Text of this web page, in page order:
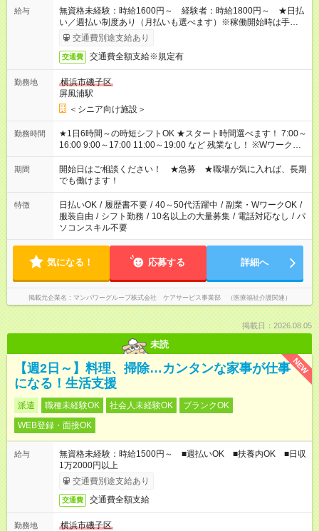
給与
無資格未経験：時給1600円～ 経験者：時給1800円～ ★日払
い／週払い制度あり（月払いも選べます）※稼働開始時は手続き
完了次第のお支払いとなります。
交通費別途支給あり
交通費 交通費全額支給※規定有
勤務地
横浜市磯子区
屏風浦駅
＜シニア向け施設＞
勤務時間
★1日6時間～の時短シフトOK ★スタート時間選べます！ 7:00～
16:00 9:00～17:00 11:00～19:00 など 残業なし！ ※Wワークの
場合、他のお仕事と合わせ週40時間超の就業はご案内できませ
ん ※法令に基づき、週20時間以上勤務は社会保険への加入対象
となります ※労働者派遣法（日雇い派遣の原則禁止）により、
短時間・短期間の就業はご案内が難しい場合があります
期間
開始日はご相談ください！ ★急募 ★職場が気に入れば、長期
でも働けます！
特徴 日払いOK / 履歴書不要 / 40～50代活躍中 / 副業・WワークOK /
服装自由 / シフト勤務 / 10名以上の大量募集 / 電話対応なし / パ
ソコンスキル不要
気になる！ 応募する 詳細へ
掲載元企業名 マンパワーグループ株式会社 ケアサービス事業部 （医療福祉介護関連）
掲載日：2026.08.05
未読
NEW
【週2日～】料理、掃除…カンタンな家事が仕事
になる！生活支援
派遣 職種未経験OK 社会人未経験OK
ブランクOK
WEB登録・面接OK
給与
無資格未経験：時給1500円～ ■週払いOK ■扶養内OK ■日収
1万2000円以上
交通費別途支給あり
交通費 交通費全額支給
勤務地
横浜市磯子区